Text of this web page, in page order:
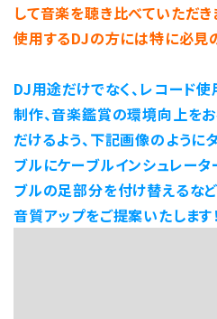
して音楽を聴き比べていただき
使用するDJの方には特に必見
DJ用途だけでなく、レコード
制作、音楽鑑賞の環境向上を
だけるよう、下記画像のよう
ブルにケーブルインシュレータ
ブルの足部分を付け替えるな
音質アップをご提案いたします！